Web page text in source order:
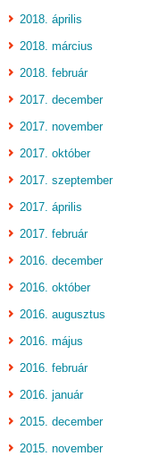
2018. április
2018. március
2018. február
2017. december
2017. november
2017. október
2017. szeptember
2017. április
2017. február
2016. december
2016. október
2016. augusztus
2016. május
2016. február
2016. január
2015. december
2015. november